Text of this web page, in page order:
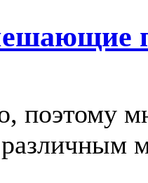
поэтому